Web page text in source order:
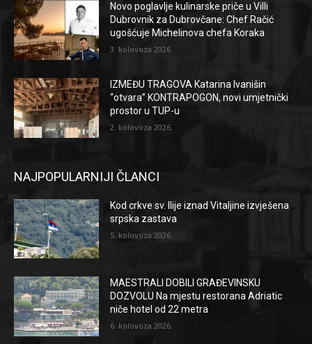
Novo poglavlje kulinarske priče u Villi
Dubrovnik za Dubrovčane: Chef Račić
ugošćuje Michelinova chefa Koraka
3. kolovoza 2026.
IZMEĐU TRAGOVA Katarina Ivanišin
“otvara” KONTRAPOGON, novi umjetnički
prostor u TUP-u
2. kolovoza 2026.
NAJPOPULARNIJI ČLANCI
Kod crkve sv. Ilije iznad Vitaljine izvješena
srpska zastava
5. kolovoza 2026.
MAESTRALI DOBILI GRAĐEVINSKU
DOZVOLU Na mjestu restorana Adriatic
niče hotel od 22 metra
6. kolovoza 2026.